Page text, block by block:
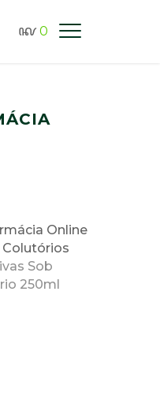
0
LISBOA
Online
Colutórios
Sob
250ml